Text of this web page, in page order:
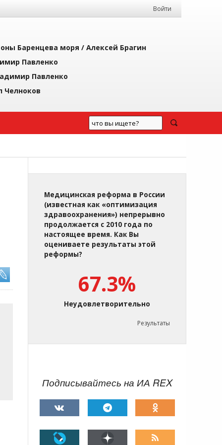
Войти
Баренцева моря / Алексей Брагин
Павленко
Павленко
Челноков
Медицинская реформа в России
(известная как «оптимизация
здравоохранения») непрерывно
продолжается с 2010 года по
настоящее время. Как Вы
оцениваете результаты этой
реформы?
67.3%
Неудовлетворительно
Результаты
Подписывайтесь на ИА REX